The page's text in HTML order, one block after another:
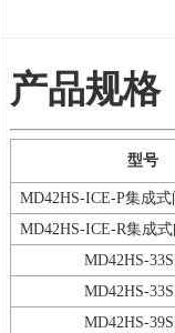
产品规格
型号
MD42HS-ICE-P集成
MD42HS-ICE-R集成
MD42HS-
MD42HS-
MD42HS-